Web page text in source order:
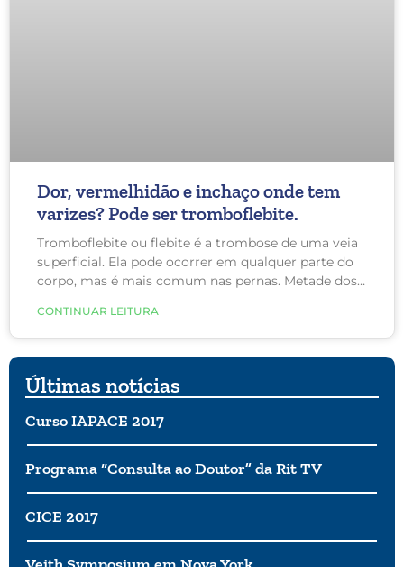
Dor, vermelhidão e inchaço onde tem
varizes? Pode ser tromboflebite.
Tromboflebite ou flebite é a trombose de uma veia
superficial. Ela pode ocorrer em qualquer parte do
corpo, mas é mais comum nas pernas. Metade dos
tributárias. Já a tromboflebite nos braços é muito
comum no ambiente hospitalar, acometendo de 25-
35% dos pacientes internados.
CONTINUAR LEITURA
Últimas notícias
Curso IAPACE 2017
Programa “Consulta ao Doutor” da Rit TV
CICE 2017